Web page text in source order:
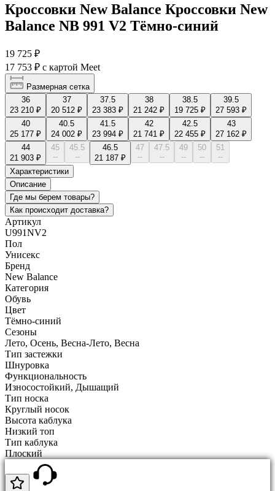
Кроссовки New Balance Кроссовки New
Balance NB 991 V2 Тёмно-синий
19 725 ₽
17 753 ₽ с картой Meet
Размерная сетка
36
23 210 ₽
37
20 512 ₽
37.5
23 383 ₽
38
21 242 ₽
38.5
19 725 ₽
39.5
27 593 ₽
40
25 177 ₽
40.5
24 002 ₽
41.5
23 994 ₽
42
21 741 ₽
42.5
22 455 ₽
43
27 162 ₽
44
21 903 ₽
45
--
45.5
--
46.5
21 187 ₽
47
--
47.5
--
49
--
50
--
51
--
Характеристики
Описание
Где мы берем товары?
Как происходит доставка?
Артикул
U991NV2
Пол
Унисекс
Бренд
New Balance
Категория
Обувь
Цвет
Тёмно-синий
Сезоны
Лето, Осень, Весна-Лето, Весна
Тип застежки
Шнуровка
Функциональность
Износостойкий, Дышащий
Тип носка
Круглый носок
Высота каблука
Низкий топ
Тип каблука
Плоский